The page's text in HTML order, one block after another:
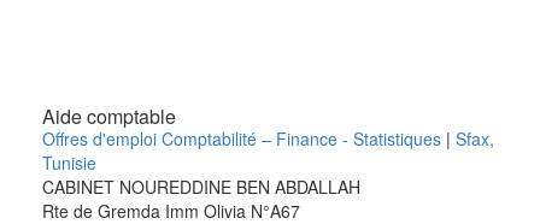
Aide comptable
Offres d'emploi Comptabilité – Finance - Statistiques | Sfax,
Tunisie
CABINET NOUREDDINE BEN ABDALLAH
Rte de Gremda Imm Olivia N°A67